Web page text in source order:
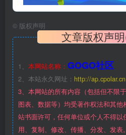
© 版权声明
文章版权声
1、 本网站名称： GOGO社区
2、本站永久网址： http://ap.cpolar.cn
3、本网站的所有内容（包括但不限
图表、数据等）均受著作权法和其
站书面许可，任何单位或个人不得以
用、复制、修改、传播、分发、发表。